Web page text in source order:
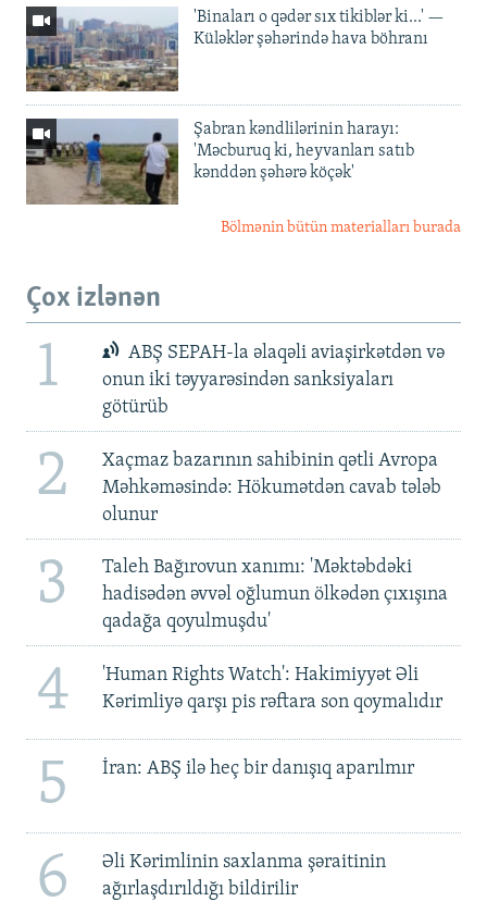
'Binaları o qədər sıx tikiblər ki...' —
Küləklər şəhərində hava böhranı
Şabran kəndlilərinin harayı:
'Məcburuq ki, heyvanları satıb
kənddən şəhərə köçək'
Bölmənin bütün materialları burada
Çox izlənən
1
ABŞ SEPAH-la əlaqəli aviaşirkətdən və
onun iki təyyarəsindən sanksiyaları
götürüb
2
Xaçmaz bazarının sahibinin qətli Avropa
Məhkəməsində: Hökumətdən cavab tələb
olunur
3
Taleh Bağırovun xanımı: 'Məktəbdəki
hadisədən əvvəl oğlumun ölkədən çıxışına
qadağa qoyulmuşdu'
4
'Human Rights Watch': Hakimiyyət Əli
Kərimliyə qarşı pis rəftara son qoymalıdır
5 İran: ABŞ ilə heç bir danışıq aparılmır
6
Əli Kərimlinin saxlanma şəraitinin
ağırlaşdırıldığı bildirilir